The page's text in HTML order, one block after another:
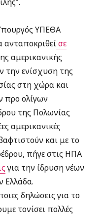
ΥΠΕΘΑ
ανταποκριθείσε
αμερικανικής
την ενίσχυση της
στη χώρα και
προ ολίγων
της Πολωνίας
αμερικανικές
και με το
πήγε στις ΗΠΑ
για την ίδρυση νέων
Ελλάδα.
δηλώσεις για το
τονίσει πολλές